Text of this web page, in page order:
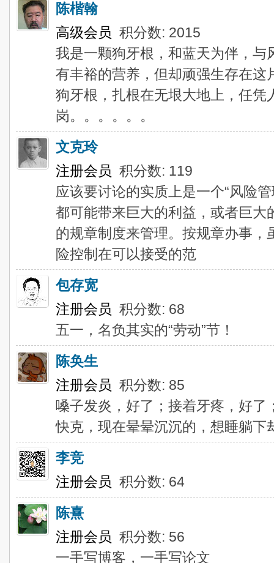
陈楷翰
高级会员 积分数: 2015
我是一颗狗牙根，和蓝天为伴，
有丰裕的营养，但却顽强生存在
狗牙根，扎根在无垠大地上，任凭
岗。。。。。。
文克玲
注册会员 积分数: 119
应该要讨论的实质上是一个“风险
都可能带来巨大的利益，或者巨
的规章制度来管理。按规章办事
险控制在可以接受的范
包存宽
注册会员 积分数: 68
五一，名负其实的“劳动”节！
陈奂生
注册会员 积分数: 85
嗓子发炎，好了；接着牙疼，好
快克，现在晕晕沉沉的，想睡躺
李竞
注册会员 积分数: 64
陈熹
注册会员 积分数: 56
一手写博客，一手写论文